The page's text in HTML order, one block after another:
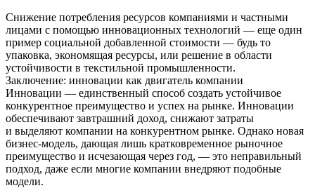
Снижение потребления ресурсов компаниями и частными
лицами с помощью инновационных технологий — еще один
пример социальной добавленной стоимости — будь то
упаковка, экономящая ресурсы, или решение в области
устойчивости в текстильной промышленности.
Заключение: инновации как двигатель компании
Инновации — единственный способ создать устойчивое
конкурентное преимущество и успех на рынке. Инновации
обеспечивают завтрашний доход, снижают затраты
и выделяют компании на конкурентном рынке. Однако новая
бизнес-модель, дающая лишь кратковременное рыночное
преимущество и исчезающая через год, — это неправильный
подход, даже если многие компании внедряют подобные
модели.